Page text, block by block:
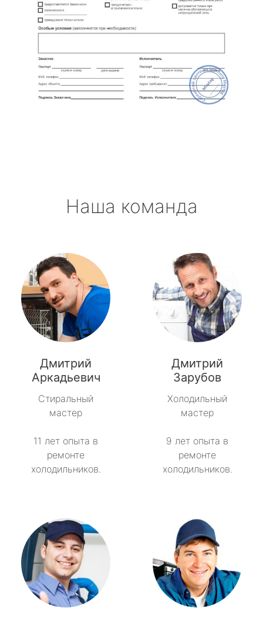
Наша команда
Дмитрий
Аркадьевич
Стиральный
мастер
11 лет опыта в
ремонте
холодильников.
Дмитрий
Зарубов
Холодильный
мастер
9 лет опыта в
ремонте
холодильников.